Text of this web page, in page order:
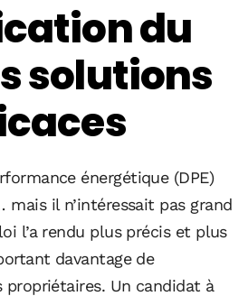
du
solutions
énergétique (DPE)
il n’intéressait pas grand
l’a rendu plus précis et plus
davantage de
Un ­candidat à